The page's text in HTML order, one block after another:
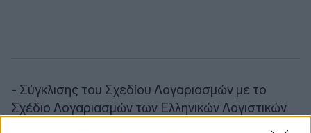
- Σύγκλισης του Σχεδίου Λογαριασμών με το
Σχέδιο Λογαριασμών των Ελληνικών Λογιστικών